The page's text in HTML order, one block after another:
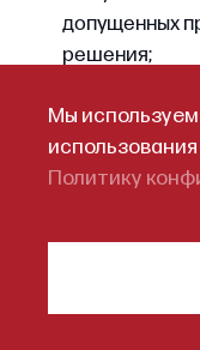
Мы
Политику